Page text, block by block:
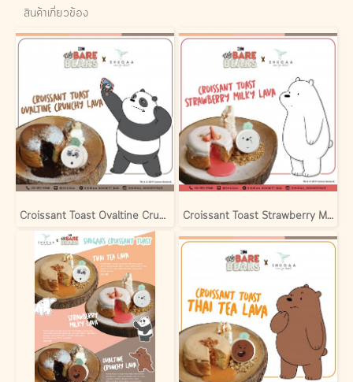
สินค้าเกี่ยวข้อง
Croissant Toast Ovaltine Crunchy Lava Croissant Toast Strawberry Milky Lava